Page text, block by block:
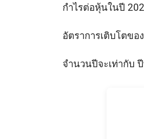
กำไรต่อหุ้นในปี
อัตราการเติบโตข
จำนวนปีจะเท่ากับ